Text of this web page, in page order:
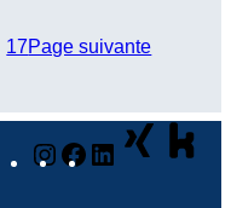
17Page suivante
Instagram
Facebook
LinkedIn